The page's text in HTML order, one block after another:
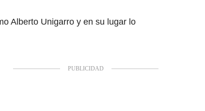
Alberto Unigarro y en su lugar lo